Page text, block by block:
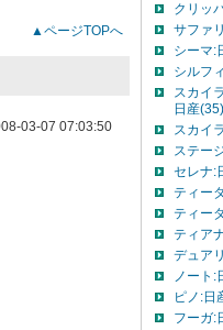
▲ページTOPへ
03-07 07:03:50
クリッ
サファ
シーマ:
シルフ
スカイ
日産(35)
スカイ
ステー
セレナ:
ティー
ティー
ティア
デュア
ノート:
ピノ:日
フーガ: